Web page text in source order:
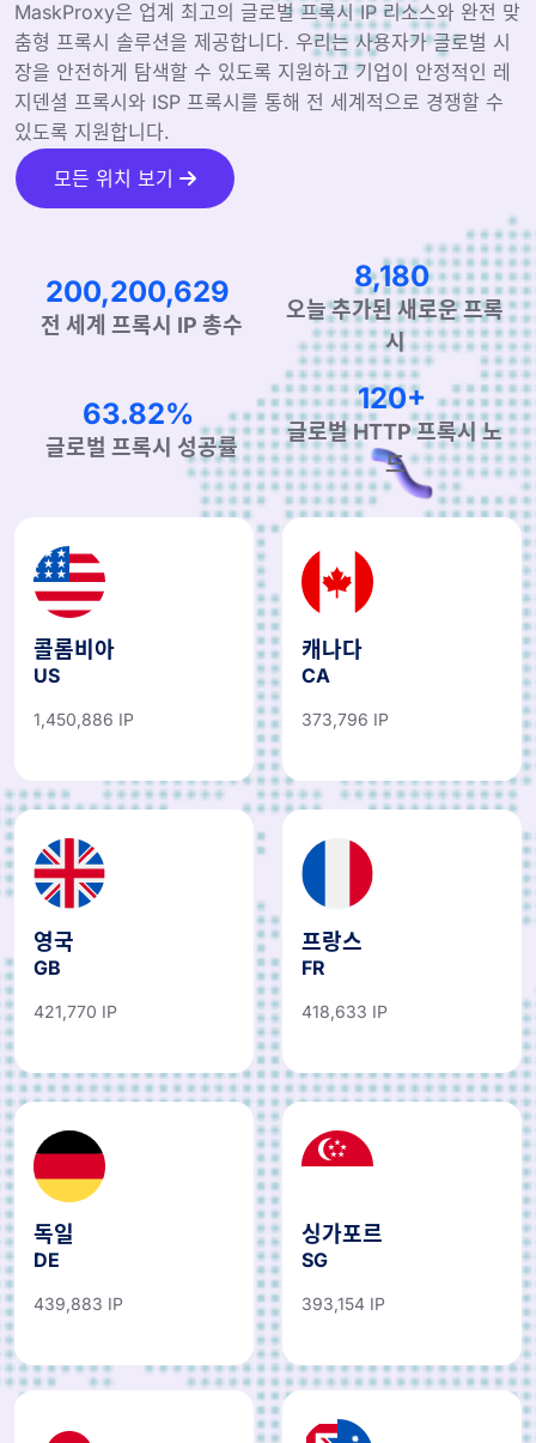
MaskProxy은 업계 최고의 글로벌 프록시 IP 리소스와 완전 맞
춤형 프록시 솔루션을 제공합니다. 우리는 사용자가 글로벌 시
장을 안전하게 탐색할 수 있도록 지원하고 기업이 안정적인 레
지덴셜 프록시와 ISP 프록시를 통해 전 세계적으로 경쟁할 수
있도록 지원합니다.
모든 위치 보기
310,507,953
전 세계 프록시 IP 총수
12,687
오늘 추가된 새로운 프록
시
98.98%
글로벌 프록시 성공률
187+
글로벌 HTTP 프록시 노
드
콜롬비아
US
1,450,886 IP
캐나다
CA
373,796 IP
영국
GB
421,770 IP
프랑스
FR
418,633 IP
독일
DE
439,883 IP
싱가포르
SG
393,154 IP